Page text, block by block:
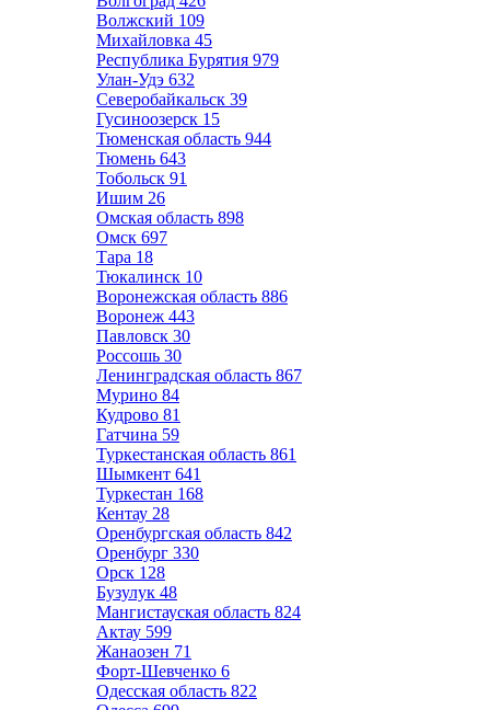
Волжский 109
Михайловка 45
Республика Бурятия 979
Улан-Удэ 632
Северобайкальск 39
Гусиноозерск 15
Тюменская область 944
Тюмень 643
Тобольск 91
Ишим 26
Омская область 898
Омск 697
Тара 18
Тюкалинск 10
Воронежская область 886
Воронеж 443
Павловск 30
Россошь 30
Ленинградская область 867
Мурино 84
Кудрово 81
Гатчина 59
Туркестанская область 861
Шымкент 641
Туркестан 168
Кентау 28
Оренбургская область 842
Оренбург 330
Орск 128
Бузулук 48
Мангистауская область 824
Актау 599
Жанаозен 71
Форт-Шевченко 6
Одесская область 822